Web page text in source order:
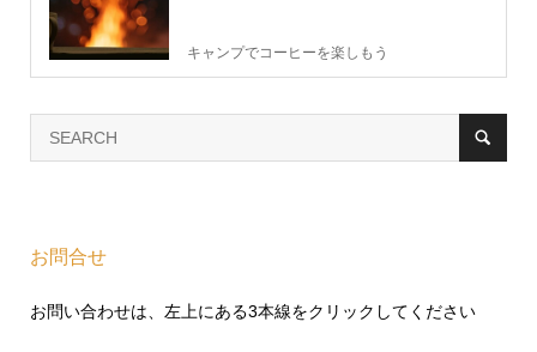
キャンプでコーヒーを楽しもう
お問合せ
お問い合わせは、左上にある3本線をクリックしてください